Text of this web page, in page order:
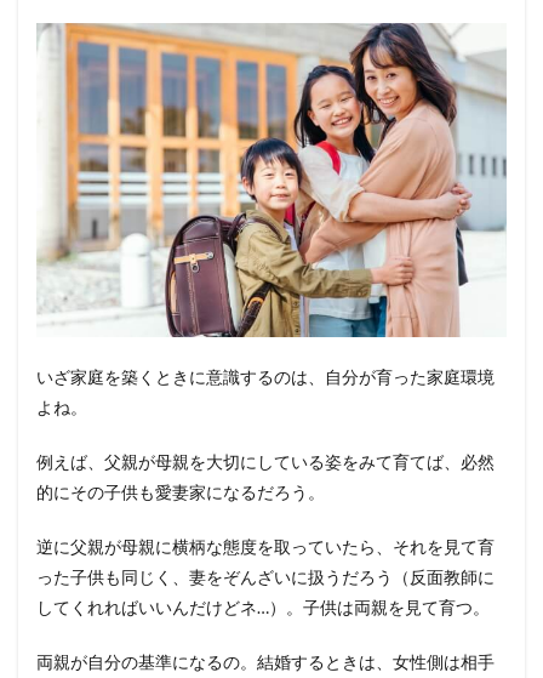
いざ家庭を築くときに意識するのは、自分が育った家庭環境
よね。
例えば、父親が母親を大切にしている姿をみて育てば、必然
的にその子供も愛妻家になるだろう。
逆に父親が母親に横柄な態度を取っていたら、それを見て育
った子供も同じく、妻をぞんざいに扱うだろう（反面教師に
してくれればいいんだけどネ…）。子供は両親を見て育つ。
両親が自分の基準になるの。結婚するときは、女性側は相手